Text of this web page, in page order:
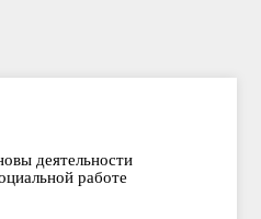
деятельности
работе